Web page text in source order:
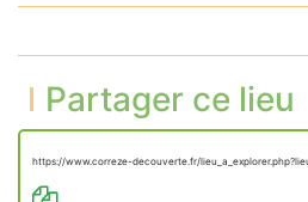
Partager ce lieu
https://www.correze-decouverte.fr/